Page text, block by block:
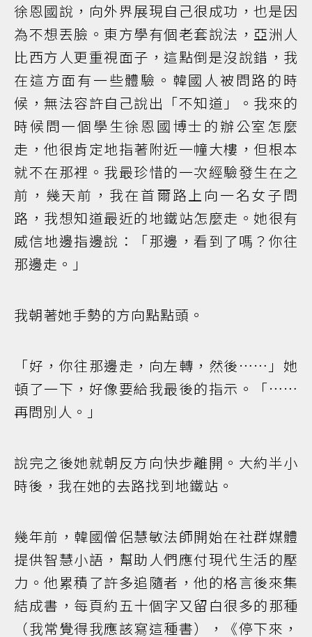
徐恩國說，向外界展現自己很成功，也是因
為不想丟臉。東方學有個老套說法，亞洲人
比西方人更重視面子，這點倒是沒說錯，我
在這方面有一些體驗。韓國人被問路的時
候，無法容許自己說出「不知道」。我來的
時候問一個學生徐恩國博士的辦公室怎麼
走，他很肯定地指著附近一幢大樓，但根本
就不在那裡。我最珍惜的一次經驗發生在之
前，幾天前，我在首爾路上向一名女子問
路，我想知道最近的地鐵站怎麼走。她很有
威信地邊指邊說：「那邊，看到了嗎？你往
那邊走。」
我朝著她手勢的方向點點頭。
「好，你往那邊走，向左轉，然後……」她
頓了一下，好像要給我最後的指示。「……
再問別人。」
說完之後她就朝反方向快步離開。大約半小
時後，我在她的去路找到地鐵站。
幾年前，韓國僧侶慧敏法師開始在社群媒體
提供智慧小語，幫助人們應付現代生活的壓
力。他累積了許多追隨者，他的格言後來集
結成書，每頁約五十個字又留白很多的那種
（我常覺得我應該寫這種書），《停下來，